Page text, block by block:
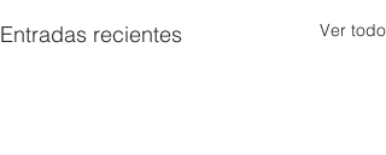
Entradas recientes Ver todo